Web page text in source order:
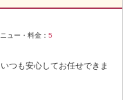
ニュー・料金： 5
つも安心してお任せできま